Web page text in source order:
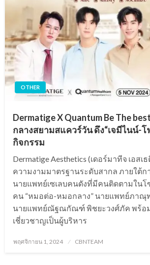
OTHER
Dermatige X Quantum Be The
กลางสยามสแควร์วัน ดึง“เจมีไนน์-โ
กิจกรรม
Dermatige Aesthetics (เดอร์มาทีจ เอสเ
ความงามมาตรฐานระดับสากล ภายใต้ก
นายแพทย์เซเลบคนดังที่มีคนติดตามในโ
คน “หมอต่อ-หมอกลาง” นายแพทย์ภาณุ
นายแพทย์ณัฐณกัณฑ์ พิชยะวงศ์ภัค พร้อ
เชี่ยวชาญเป็นผู้บริหาร
Posted
พฤศจิกายน 1, 2024 CBNTEAM